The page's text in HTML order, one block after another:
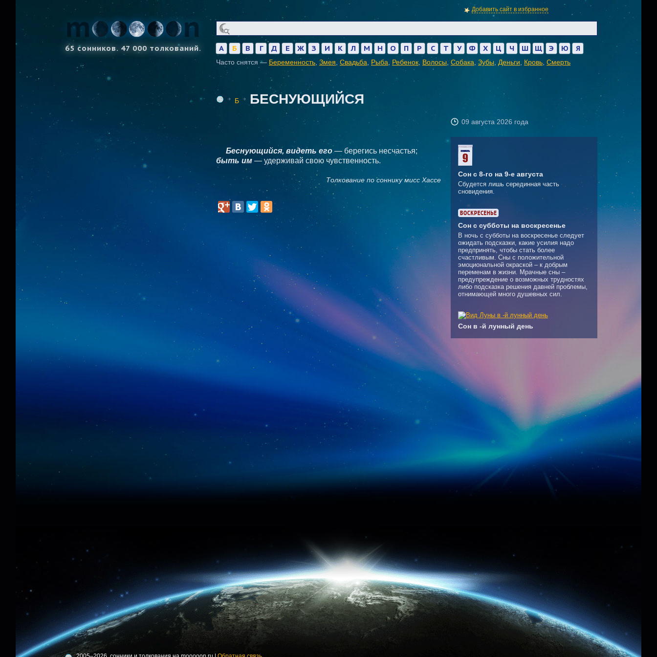
Добавить сайт в избранное
65 сонников. 47 000 толкований. А Б В Г Д Е Ж З И К Л М Н О П Р С Т У Ф Х Ц Ч Ш Щ Э Ю Я
Часто снятся — Беременность Змея Свадьба Рыба Ребенок Волосы Собака Зубы Деньги Кровь Смерть
Б БЕСНУЮЩИЙСЯ
09 августа 2026 года
Беснующийся, видеть его — берегись несчастья;
быть им — удерживай свою чувственность.
Толкование по соннику мисс Хассе
Сон с 8-го на 9-е августа
Сбудется лишь серединная часть
сновидения.
Сон с субботы на воскресенье
В ночь с субботы на воскресенье следует
ожидать подсказки, какие усилия надо
предпринять, чтобы стать более
счастливым. Сны с положительной
эмоциональной окраской – к добрым
переменам в жизни. Мрачные сны –
предупреждение о возможных трудностях
либо подсказка решения давней проблемы,
отнимающей много душевных сил.
Сон в -й лунный день